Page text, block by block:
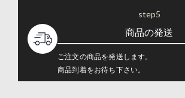
step5
商品の発送
ご注文の商品を発送します。
商品到着をお待ち下さい。